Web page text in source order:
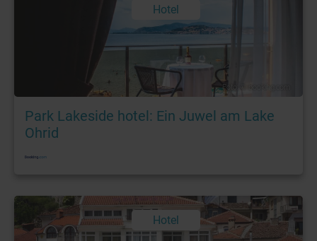
Hotel
Foto: © booking.com
Park Lakeside hotel: Ein Juwel am Lake
Ohrid
Hotel